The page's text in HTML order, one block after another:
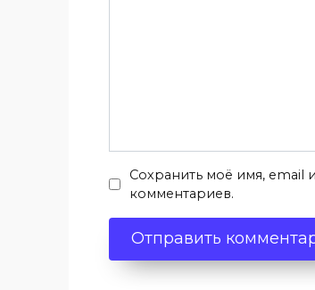
Сохранить моё имя, email
комментариев.